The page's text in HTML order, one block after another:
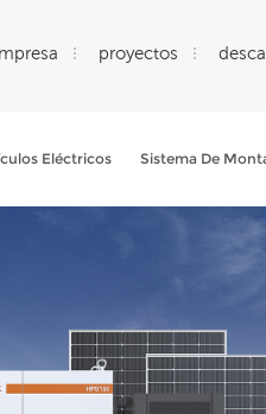
proyectos
Eléctricos Sistema De